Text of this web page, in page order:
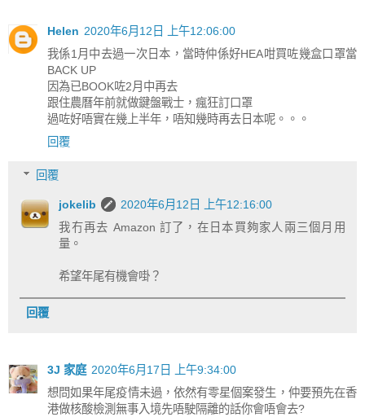
Helen 2020年6月12日 上午12:06:00
我係1月中去過一次日本，當時仲係好HEA咁買咗幾盒口罩當
BACK UP
因為已BOOK咗2月中再去
跟住農曆年前就做鍵盤戰士，瘋狂訂口罩
過咗好唔實在幾上半年，唔知幾時再去日本呢。。。
回覆
回覆
jokelib
2020年6月12日 上午12:16:00
我冇再去 Amazon 訂了，在日本買夠家人兩三個月用
量。
希望年尾有機會啩？
回覆
3J 家庭 2020年6月17日 上午9:34:00
想問如果年尾疫情未過，依然有零星個案發生，仲要預先在香
港做核酸檢測無事入境先唔駛隔離的話你會唔會去?